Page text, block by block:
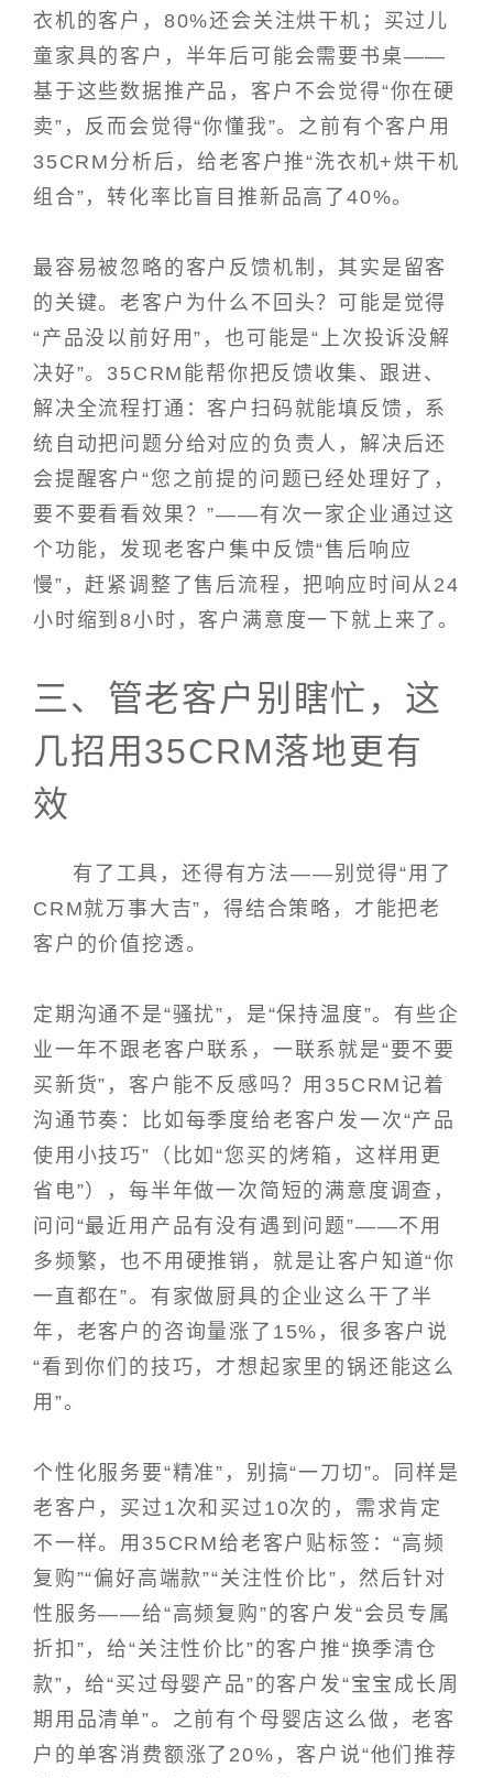
衣机的客户，80%还会关注烘干机；买过儿
童家具的客户，半年后可能会需要书桌——
基于这些数据推产品，客户不会觉得“你在硬
卖”，反而会觉得“你懂我”。之前有个客户用
35CRM分析后，给老客户推“洗衣机+烘干机
组合”，转化率比盲目推新品高了40%。
最容易被忽略的客户反馈机制，其实是留客
的关键。老客户为什么不回头？可能是觉得
“产品没以前好用”，也可能是“上次投诉没解
决好”。35CRM能帮你把反馈收集、跟进、
解决全流程打通：客户扫码就能填反馈，系
统自动把问题分给对应的负责人，解决后还
会提醒客户“您之前提的问题已经处理好了，
要不要看看效果？”——有次一家企业通过这
个功能，发现老客户集中反馈“售后响应
慢”，赶紧调整了售后流程，把响应时间从24
小时缩到8小时，客户满意度一下就上来了。
三、管老客户别瞎忙，这
几招用35CRM落地更有
效
有了工具，还得有方法——别觉得“用了
CRM就万事大吉”，得结合策略，才能把老
客户的价值挖透。
定期沟通不是“骚扰”，是“保持温度”。有些企
业一年不跟老客户联系，一联系就是“要不要
买新货”，客户能不反感吗？用35CRM记着
沟通节奏：比如每季度给老客户发一次“产品
使用小技巧”（比如“您买的烤箱，这样用更
省电”），每半年做一次简短的满意度调查，
问问“最近用产品有没有遇到问题”——不用
多频繁，也不用硬推销，就是让客户知道“你
一直都在”。有家做厨具的企业这么干了半
年，老客户的咨询量涨了15%，很多客户说
“看到你们的技巧，才想起家里的锅还能这么
用”。
个性化服务要“精准”，别搞“一刀切”。同样是
老客户，买过1次和买过10次的，需求肯定
不一样。用35CRM给老客户贴标签：“高频
复购”“偏好高端款”“关注性价比”，然后针对
性服务——给“高频复购”的客户发“会员专属
折扣”，给“关注性价比”的客户推“换季清仓
款”，给“买过母婴产品”的客户发“宝宝成长周
期用品清单”。之前有个母婴店这么做，老客
户的单客消费额涨了20%，客户说“他们推荐